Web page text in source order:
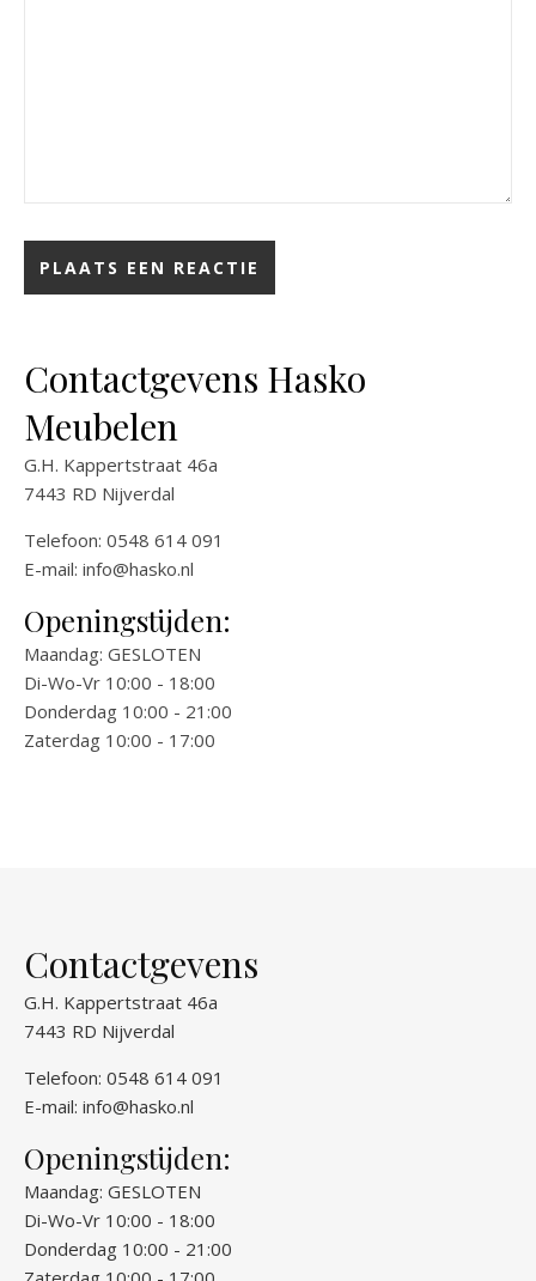
Contactgevens Hasko
Meubelen
G.H. Kappertstraat 46a
7443 RD Nijverdal
Telefoon: 0548 614 091
E-mail: info@hasko.nl
Openingstijden:
Maandag: GESLOTEN
Di-Wo-Vr 10:00 - 18:00
Donderdag 10:00 - 21:00
Zaterdag 10:00 - 17:00
Contactgevens
G.H. Kappertstraat 46a
7443 RD Nijverdal
Telefoon: 0548 614 091
E-mail: info@hasko.nl
Openingstijden:
Maandag: GESLOTEN
Di-Wo-Vr 10:00 - 18:00
Donderdag 10:00 - 21:00